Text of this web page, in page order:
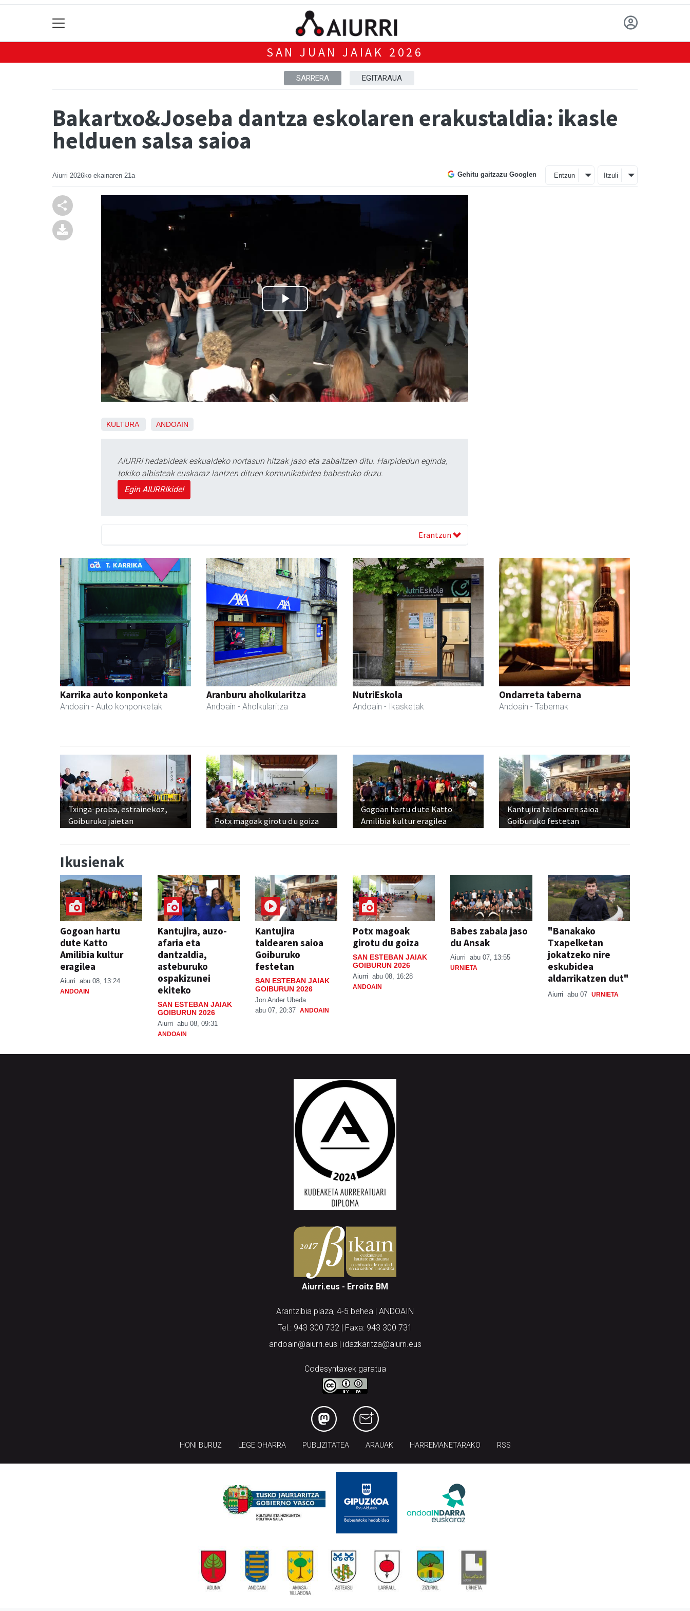
SAN JUAN JAIAK 2026
SARRERA EGITARAUA
Bakartxo&Joseba dantza eskolaren erakustaldia: ikasle
helduen salsa saioa
Aiurri 2026ko ekainaren 21a Gehitu gaitzazu Googlen Entzun Itzuli
KULTURA ANDOAIN
AIURRI hedabideak eskualdeko nortasun hitzak jaso eta zabaltzen ditu. Harpidedun eginda,
tokiko albisteak euskaraz lantzen dituen komunikabidea babestuko duzu.
Egin AIURRIkide!
Erantzun
Karrika auto konponketa
Andoain - Auto konponketak
Aranburu aholkularitza
Andoain - Aholkularitza
NutriEskola
Andoain - Ikasketak
Ondarreta taberna
Andoain - Tabernak
Txinga-proba, estrainekoz,
Goiburuko jaietan
Potx magoak girotu du goiza
Gogoan hartu dute Katto
Amilibia kultur eragilea
Kantujira taldearen saioa
Goiburuko festetan
Ikusienak
Gogoan hartu
dute Katto
Amilibia kultur
eragilea
Aiurri abu 08, 13:24
ANDOAIN
Kantujira, auzo-
afaria eta
dantzaldia,
asteburuko
ospakizunei
ekiteko
SAN ESTEBAN JAIAK
GOIBURUN 2026
Aiurri abu 08, 09:31
ANDOAIN
Kantujira
taldearen saioa
Goiburuko
festetan
SAN ESTEBAN JAIAK
GOIBURUN 2026
Jon Ander Ubeda
abu 07, 20:37 ANDOAIN
Potx magoak
girotu du goiza
SAN ESTEBAN JAIAK
GOIBURUN 2026
Aiurri abu 08, 16:28
ANDOAIN
Babes zabala jaso
du Ansak
Aiurri abu 07, 13:55
URNIETA
"Banakako
Txapelketan
jokatzeko nire
eskubidea
aldarrikatzen dut"
Aiurri abu 07 URNIETA
Aiurri.eus - Erroitz BM
Arantzibia plaza, 4-5 behea | ANDOAIN
Tel.: 943 300 732 | Faxa: 943 300 731
andoain@aiurri.eus | idazkaritza@aiurri.eus
Codesyntaxek garatua
HONI BURUZ LEGE OHARRA PUBLIZITATEA ARAUAK HARREMANETARAKO RSS